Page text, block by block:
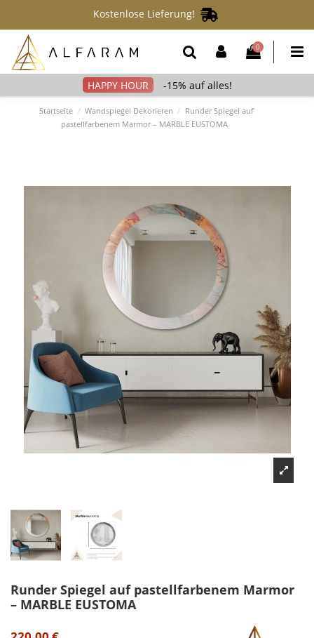
Kostenlose Lieferung!
0
-15% auf alles!
Startseite Wandspiegel Dekorieren
Runder Spiegel auf
pastellfarbenem Marmor – MARBLE EUSTOMA
Runder Spiegel auf pastellfarbenem Marmor
– MARBLE EUSTOMA